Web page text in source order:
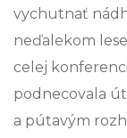
vychutnať
neďalekom
celej
podnecovala
a pútavým